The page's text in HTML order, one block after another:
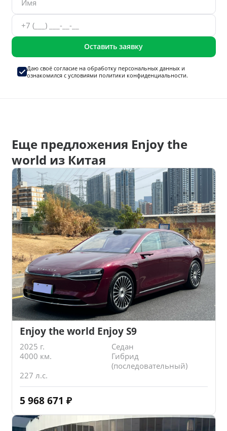
Оставить заявку
Даю своё согласие на обработку персональных данныхи
ознакомился с условиями политики конфиденциальности.
Еще предложения Enjoy the
world из Китая
Enjoy the world Enjoy S9
2025 г.
Седан
4000 км.
Гибрид
(последовательный)
227 л.с.
5 968 671 ₽